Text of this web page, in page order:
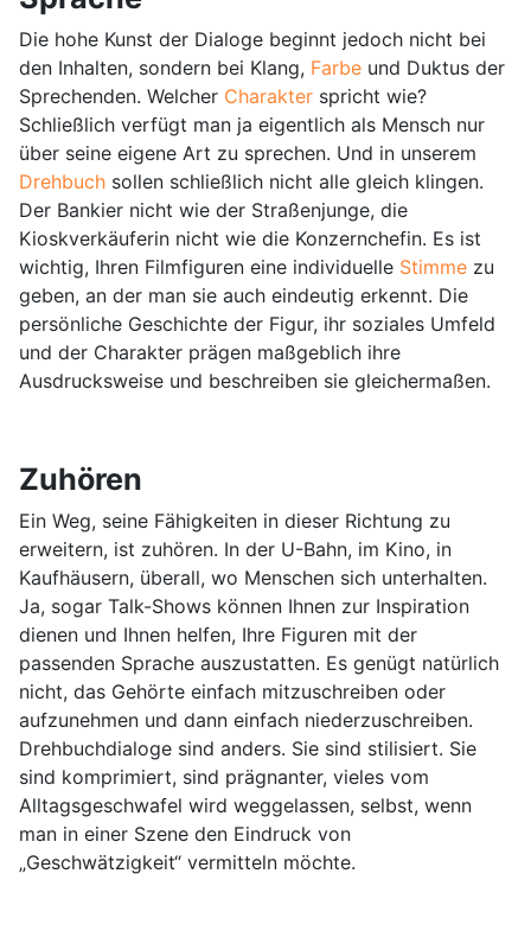
Die hohe Kunst der Dialoge beginnt jedoch nicht bei
den Inhalten, sondern bei Klang, Farbe und Duktus der
Sprechenden. Welcher Charakter spricht wie?
Schließlich verfügt man ja eigentlich als Mensch nur
über seine eigene Art zu sprechen. Und in unserem
Drehbuch sollen schließlich nicht alle gleich klingen.
Der Bankier nicht wie der Straßenjunge, die
Kioskverkäuferin nicht wie die Konzernchefin. Es ist
wichtig, Ihren Filmfiguren eine individuelle Stimme zu
geben, an der man sie auch eindeutig erkennt. Die
persönliche Geschichte der Figur, ihr soziales Umfeld
und der Charakter prägen maßgeblich ihre
Ausdrucksweise und beschreiben sie gleichermaßen.
Zuhören
Ein Weg, seine Fähigkeiten in dieser Richtung zu
erweitern, ist zuhören. In der U-Bahn, im Kino, in
Kaufhäusern, überall, wo Menschen sich unterhalten.
Ja, sogar Talk-Shows können Ihnen zur Inspiration
dienen und Ihnen helfen, Ihre Figuren mit der
passenden Sprache auszustatten. Es genügt natürlich
nicht, das Gehörte einfach mitzuschreiben oder
aufzunehmen und dann einfach niederzuschreiben.
Drehbuchdialoge sind anders. Sie sind stilisiert. Sie
sind komprimiert, sind prägnanter, vieles vom
Alltagsgeschwafel wird weggelassen, selbst, wenn
man in einer Szene den Eindruck von
„Geschwätzigkeit“ vermitteln möchte.